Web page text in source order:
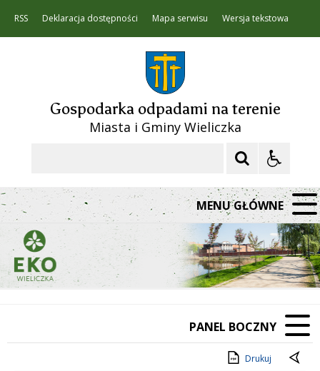
RSS Deklaracja dostępności Mapa serwisu Wersja tekstowa
Gospodarka odpadami na terenie
Miasta i Gminy Wieliczka
MENU GŁÓWNE
PANEL BOCZNY
Drukuj